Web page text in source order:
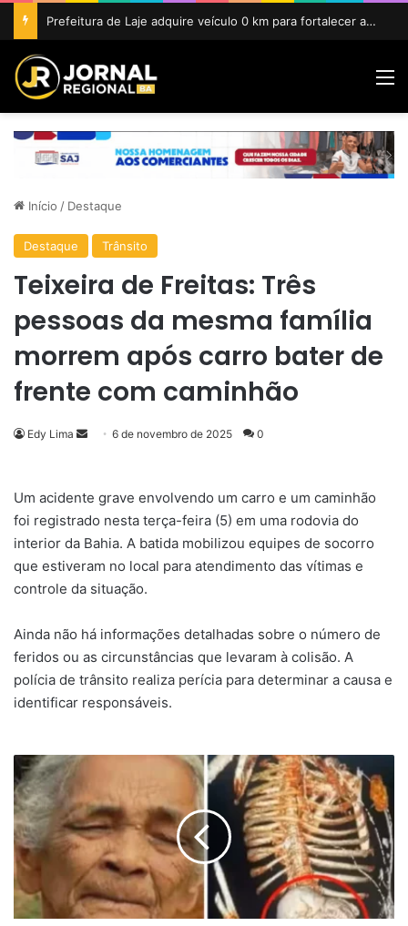
Prefeitura de Laje adquire veículo 0 km para fortalecer ações da Agricultura e do Meio Ambiente
Início / Destaque
Destaque Trânsito
Teixeira de Freitas: Três
pessoas da mesma família
morrem após carro bater de
frente com caminhão
Edy Lima
Mande
mail
6 de novembro de 2025 0
Um acidente grave envolvendo um carro e um caminhão
foi registrado nesta terça-feira (5) em uma rodovia do
interior da Bahia. A batida mobilizou equipes de socorro
que estiveram no local para atendimento das vítimas e
controle da situação.
Ainda não há informações detalhadas sobre o número de
feridos ou as circunstâncias que levaram à colisão. A
polícia de trânsito realiza perícia para determinar a causa e
identificar responsáveis.
Idosa
descobre
que
carrega
feto
há
mais
de
40